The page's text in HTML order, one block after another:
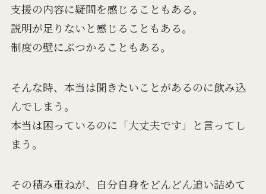
支援の内容に疑問を感じることもある。
説明が足りないと感じることもある。
制度の壁にぶつかることもある。
そんな時、本当は聞きたいことがあるのに飲み込
んでしまう。
本当は困っているのに「大丈夫です」と言ってし
まう。
その積み重ねが、自分自身をどんどん追い詰めて